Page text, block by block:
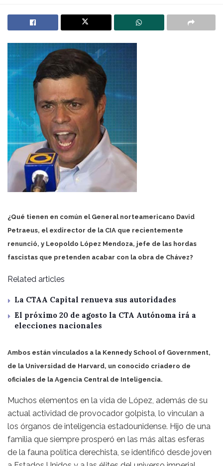
¿Qué tienen en común el General norteamericano David
Petraeus, el exdirector de la CIA que recientemente
renunció, y Leopoldo López Mendoza, jefe de las hordas
fascistas que pretenden acabar con la obra de Chávez?
Related articles
La CTAA Capital renueva sus autoridades
El próximo 20 de agosto la CTA Autónoma irá a
elecciones nacionales
Ambos están vinculados a la Kennedy School of Government,
de la Universidad de Harvard, un conocido criadero de
oficiales de la Agencia Central de Inteligencia.
Muchos elementos en la vida de López, además de su
actual actividad de provocador golpista, lo vinculan a
los órganos de inteligencia estadounidense. Hijo de una
familia que siempre prosperó en las más altas esferas
de la fauna política derechista, se identificó desde joven